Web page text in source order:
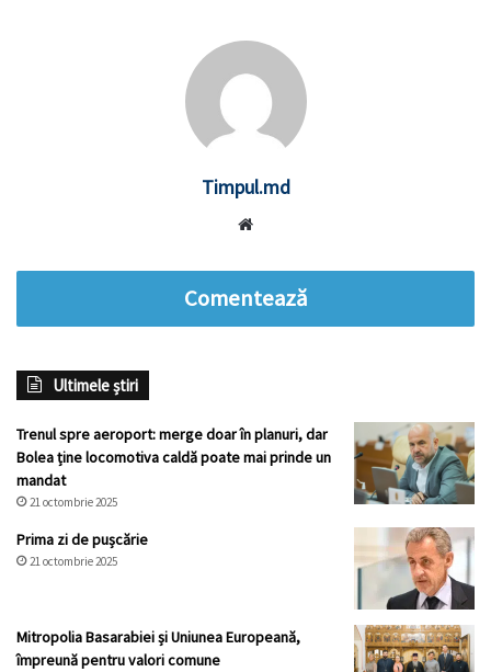
Timpul.md
Comentează
Ultimele știri
Trenul spre aeroport: merge doar în planuri, dar
Bolea ține locomotiva caldă poate mai prinde un
mandat
21 octombrie 2025
Prima zi de pușcărie
21 octombrie 2025
Mitropolia Basarabiei și Uniunea Europeană,
împreună pentru valori comune